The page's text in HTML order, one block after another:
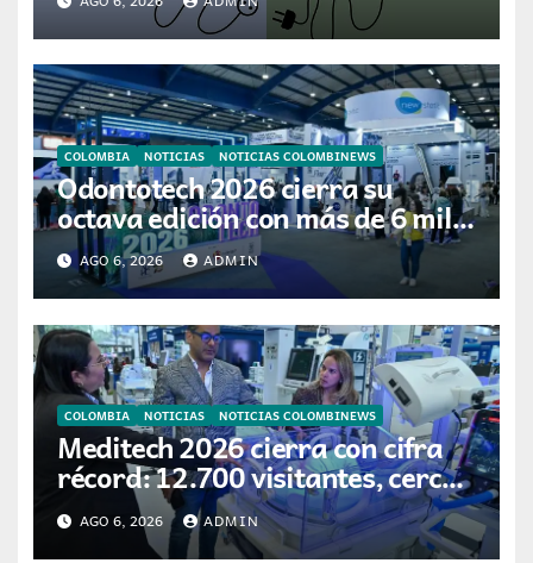
Latina
COLOMBIA NOTICIAS NOTICIAS COLOMBINEWS
Odontotech 2026 cierra su
octava edición con más de 6 mil
visitantes
AGO 6, 2026 ADMIN
COLOMBIA NOTICIAS NOTICIAS COLOMBINEWS
Meditech 2026 cierra con cifra
récord: 12.700 visitantes, cerca
de 300 expositores y 16 países
participantes
AGO 6, 2026 ADMIN